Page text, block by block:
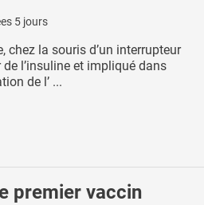
5 jours
chez la souris d’un interrupteur
de l’insuline et impliqué dans
de l’ ...
premier vaccin